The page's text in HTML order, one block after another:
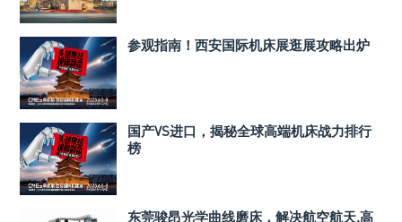
参观指南！西安国际机床展逛展攻略出炉
国产VS进口，揭秘全球高端机床战力排行
榜
东莞骏昂光学曲线磨床，解决航空航天.高